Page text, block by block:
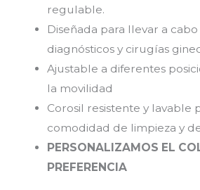
regulable.
Diseñada para llevar a
diagnósticos y cirugías
Ajustable a diferentes
la movilidad
Corosil resistente y lavable
comodidad de limpieza y
PERSONALIZAMOS EL
PREFERENCIA